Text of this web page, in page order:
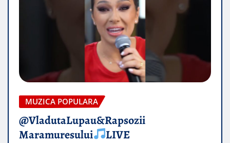
MUZICA POPULARA
@VladutaLupau&Rapsozii
Maramuresului
LIVE